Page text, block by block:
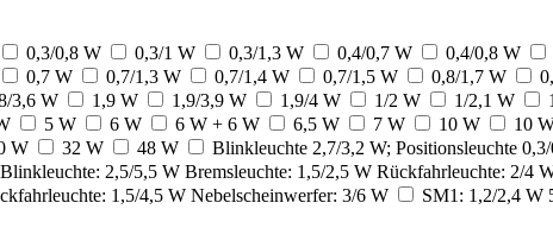
0,3/0,8 W 0,3/1 W 0,3/1,3 W 0,4/0,7 W 0,4/0,8 W
0,7 W 0,7/1,3 W 0,7/1,4 W 0,7/1,5 W 0,8/1,7 W
3,6 W 1,9 W 1,9/3,9 W 1,9/4 W 1/2 W 1/2,1 W
5 W 6 W 6 W + 6 W 6,5 W 7 W 10 W 10
W 32 W 48 W Blinkleuchte 2,7/3,2 W; Positionsleuchte
2,5/5,5 W Bremsleuchte: 1,5/2,5 W Rückfahrleuchte: 2/4
1,5/4,5 W Nebelscheinwerfer: 3/6 W SM1: 1,2/2,4 W
Statistik
Cookies helfen Website-Betreibern zu verstehen, wie sich verschiedene
sammeln und melden.
Marketing
Cookies werden verwendet, um Benutzer über Websites hinweg zu